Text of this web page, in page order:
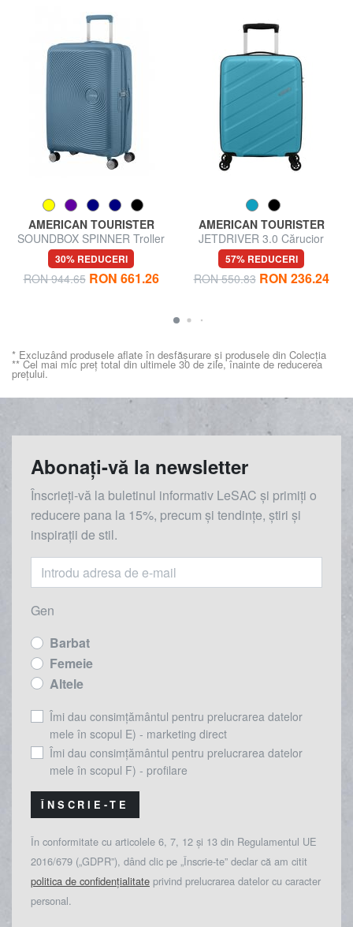
AMERICAN TOURISTER
SOUNDBOX SPINNER Troller
mediu, extensibil
30% REDUCERI
RON 944.65 RON 661.26
AMERICAN TOURISTER
JETDRIVER 3.0 Cărucior
pentru bagaje de mână
57% REDUCERI
RON 550.83 RON 236.24
* Excluzând produsele aflate în desfășurare și produsele din Colecția
** Cel mai mic preț total din ultimele 30 de zile, înainte de reducerea
prețului.
Abonați-vă la newsletter
Înscrieți-vă la buletinul informativ LeSAC și primiți o
reducere pana la 15%, precum și tendințe, știri și
inspirații de stil.
Gen
Barbat
Femeie
Altele
Îmi dau consimțământul pentru prelucrarea datelor
mele în scopul E) - marketing direct
Îmi dau consimțământul pentru prelucrarea datelor
mele în scopul F) - profilare
ÎNSCRIE-TE
În conformitate cu articolele 6, 7, 12 și 13 din Regulamentul UE
2016/679 („GDPR”), dând clic pe „Înscrie-te” declar că am citit
politica de confidențialitate privind prelucrarea datelor cu caracter
personal.